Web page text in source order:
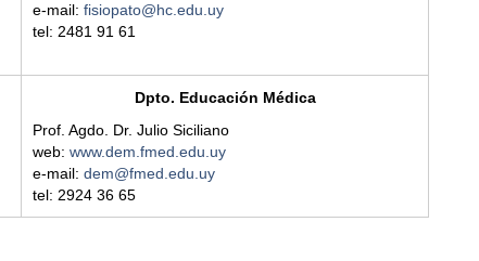
e-mail:fisiopato@hc.edu.uy
tel: 2481 91 61
Dpto. Educación Médica
Prof. Agdo. Dr. Julio Siciliano
web:www.dem.fmed.edu.uy
e-mail:dem@fmed.edu.uy
tel: 2924 36 65